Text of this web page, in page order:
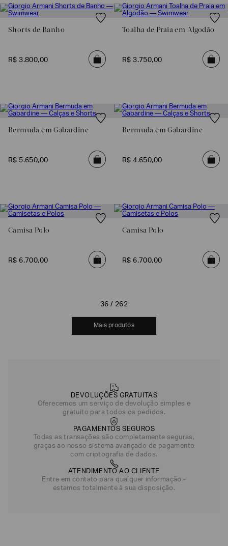
Shorts de Banho
R$ 3.800,00
Toalha de Praia em Algodão
R$ 3.750,00
Bermuda em Gabardine
R$ 5.650,00
Bermuda em Gabardine
R$ 4.650,00
Camisa Polo
R$ 6.700,00
Camisa Polo
R$ 6.700,00
36 / 262
MOSTRAR MAIS
DEVOLUÇÕES GRATUITAS
Oferecemos um serviço de devolução simples e
gratuito para todos os pedidos.
PAGAMENTOS SEGUROS
Todas as transações são completamente seguras,
graças ao nosso sistema avançado de pagamento
com criptografia de dados.
ATENDIMENTO AO CLIENTE
Entre em contato para qualquer informação -
estamos totalmente à sua disposição.